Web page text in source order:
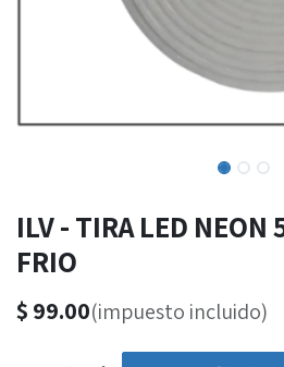
ILV - TIRA LED NEON
FRIO
$ 99.00(impuesto incluido)